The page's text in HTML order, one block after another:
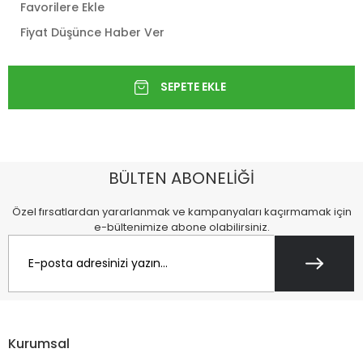
Favorilere Ekle
Fiyat Düşünce Haber Ver
BÜLTEN ABONELİĞİ
Özel fırsatlardan yararlanmak ve kampanyaları kaçırmamak için
e-bültenimize abone olabilirsiniz.
Kurumsal